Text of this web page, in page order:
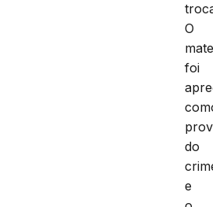
O
foi
do
e